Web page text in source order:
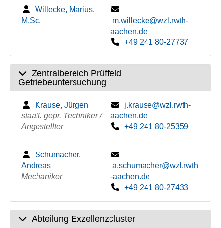
Willecke, Marius,
M.Sc.
m.willecke@wzl.rwth-
aachen.de
+49 241 80-27737
Zentralbereich Prüffeld
Getriebeuntersuchung
Krause, Jürgen
staatl. gepr. Techniker /
Angestellter
j.krause@wzl.rwth-
aachen.de
+49 241 80-25359
Schumacher,
Andreas
Mechaniker
a.schumacher@wzl.rwth
-aachen.de
+49 241 80-27433
Abteilung Exzellenzcluster